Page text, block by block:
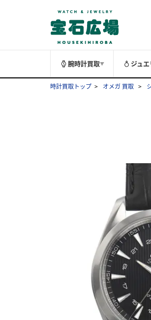
腕時計買取▼ ジュ
時計買取トップ オメガ 買取